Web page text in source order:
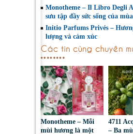
Monotheme – Il Libro Degli
sưu tập đầy sức sống của
Initio Parfums Privés –
lượng và cảm xúc
Các tin cùng chuyên
Monotheme – Mỗi
mùi hương là một
4711
– Ba